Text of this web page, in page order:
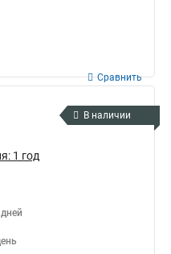
Сравнить
В наличии
1 год